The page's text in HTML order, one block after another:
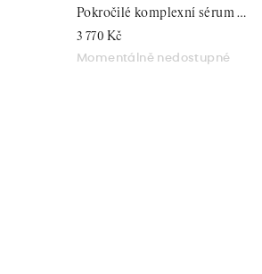
3 770 Kč
Momentálně nedostupné
Pokročilé komplexní sérum s
retinolem, 30 ml